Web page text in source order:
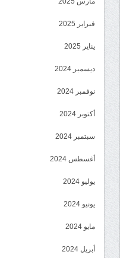
فبراير 2025
يناير 2025
ديسمبر 2024
نوفمبر 2024
أكتوبر 2024
سبتمبر 2024
أغسطس 2024
يوليو 2024
يونيو 2024
مايو 2024
أبريل 2024